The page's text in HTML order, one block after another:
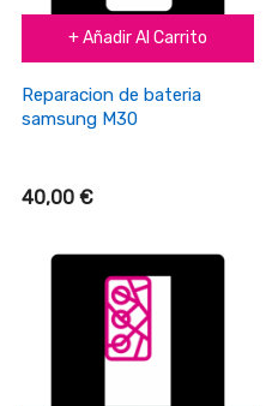
+ Añadir Al Carrito
Reparacion de bateria
samsung M30
40,00 €